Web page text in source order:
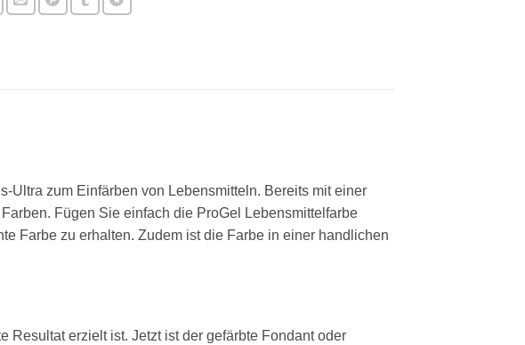
Ultra zum Einfärben von Lebensmitteln. Bereits mit einer
Fügen Sie einfach die ProGel Lebensmittelfarbe
Farbe zu erhalten. Zudem ist die Farbe in einer handlichen
Resultat erzielt ist. Jetzt ist der gefärbte Fondant oder